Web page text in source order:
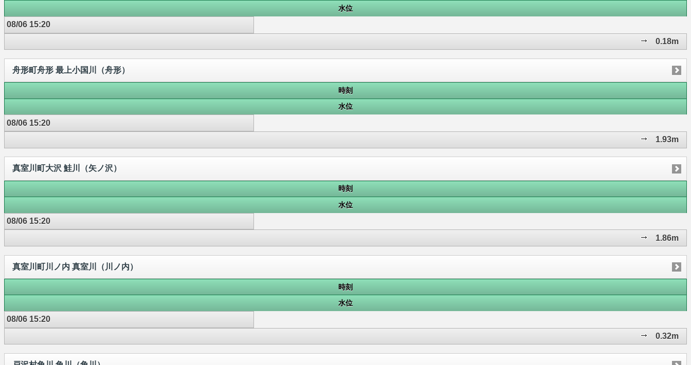
水位
08/06 15:20
0.18m
舟形町舟形 最上小国川（舟形）
時刻
水位
08/06 15:20
1.93m
真室川町大沢 鮭川（矢ノ沢）
時刻
水位
08/06 15:20
1.86m
真室川町川ノ内 真室川（川ノ内）
時刻
水位
08/06 15:20
0.32m